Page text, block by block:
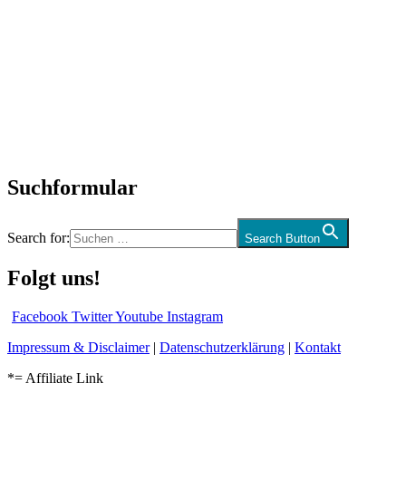
Suchformular
Search for: Search Button
Folgt uns!
Facebook TwitterYoutube Instagram
Impressum & Disclaimer| Datenschutzerklärung | Kontakt
*= Affiliate Link